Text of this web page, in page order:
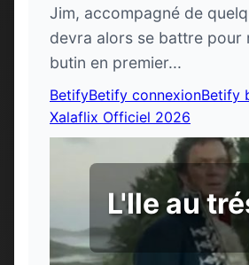
Jim, accompagné de
devra alors se battre pour
butin en premier...
BetifyBetify connexionBetify
Xalaflix Officiel 2026
L'Ile au